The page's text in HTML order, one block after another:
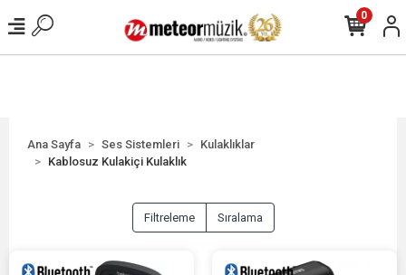
0
Ana Sayfa Ses Sistemleri
Kulaklıklar
Kablosuz Kulakiçi Kulaklık
Filtreleme Sıralama